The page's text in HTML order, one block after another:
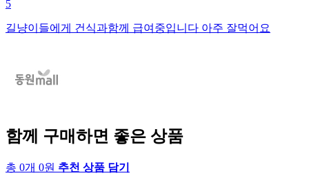
5
길냥이들에게 건식과함께 급여중입니다 아주 잘먹어요
함께 구매하면 좋은 상품
총 0개 0원 추천 상품 담기